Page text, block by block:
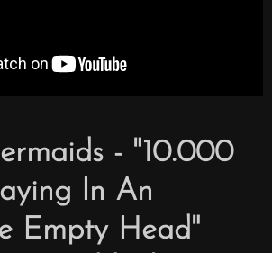
- "10.000
In An
Empty Head"